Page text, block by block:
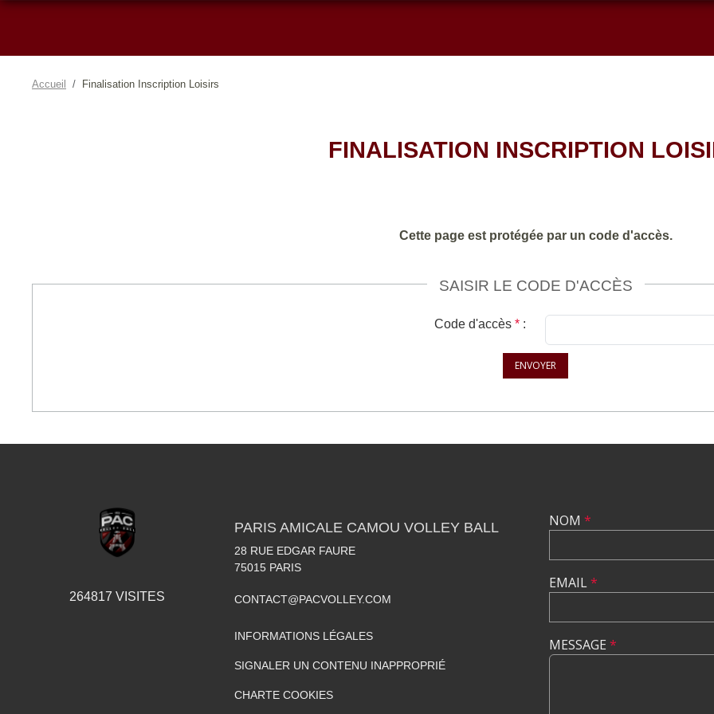
Accueil Finalisation Inscription Loisirs
FINALISATION INSCRIPTION
Cette page est protégée par un code d'accès.
SAISIR LE CODE D'ACCÈS
Code d'accès * :
ENVOYER
264817 VISITES
PARIS AMICALE CAMOU VOLLEY BALL
28 RUE EDGAR FAURE
75015 PARIS
CONTACT@PACVOLLEY.COM
INFORMATIONS LÉGALES
SIGNALER UN CONTENU INAPPROPRIÉ
CHARTE COOKIES
NOM *
EMAIL*
MESSAGE *